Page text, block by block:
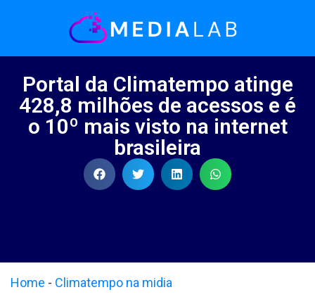
Portal da Climatempo atinge
428,8 milhões de acessos e é
o 10º mais visto na internet
brasileira
Home - Climatempo na midia